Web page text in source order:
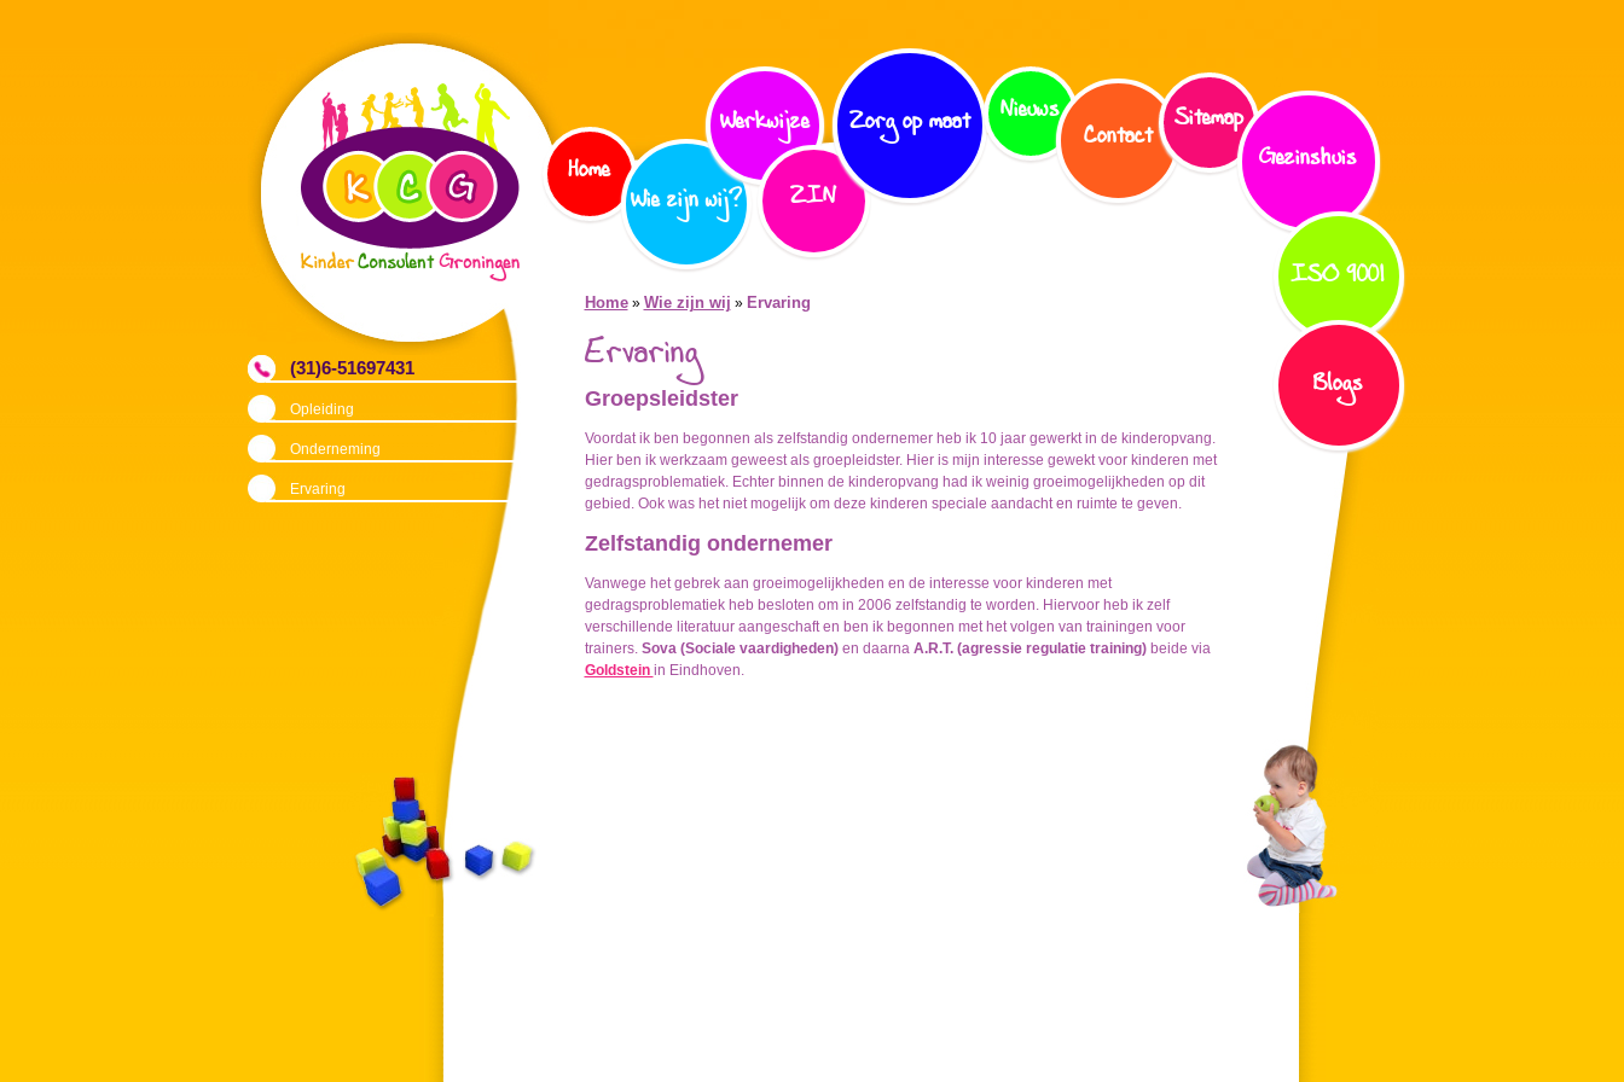
(31)6-51697431
Opleiding
Onderneming
Ervaring
Home
Wie zijn wij?
Werkwijze
ZIN
Zorg op maat Nieuws
Contact Sitemap
ISO 9001
Gezinshuis
Blogs
Home » Wie zijn wij » Ervaring
Ervaring
Groepsleidster
Voordat ik ben begonnen als zelfstandig ondernemer heb ik 10 jaar gewerkt in de kinderopvang.
Hier ben ik werkzaam geweest als groepleidster. Hier is mijn interesse gewekt voor kinderen met
gedragsproblematiek. Echter binnen de kinderopvang had ik weinig groeimogelijkheden op dit
gebied. Ook was het niet mogelijk om deze kinderen speciale aandacht en ruimte te geven.
Zelfstandig ondernemer
Vanwege het gebrek aan groeimogelijkheden en de interesse voor kinderen met
gedragsproblematiek heb besloten om in 2006 zelfstandig te worden. Hiervoor heb ik zelf
verschillende literatuur aangeschaft en ben ik begonnen met het volgen van trainingen voor
trainers.Sova (Sociale vaardigheden)en daarna A.R.T. (agressie regulatie training)beide via
Goldstein in Eindhoven.